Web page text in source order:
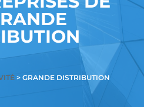
> GRANDE DISTRIBUTION